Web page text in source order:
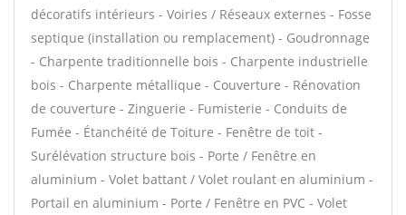
décoratifs intérieurs - Voiries / Réseaux externes - Fosse
septique (installation ou remplacement) - Goudronnage
- Charpente traditionnelle bois - Charpente industrielle
bois - Charpente métallique - Couverture - Rénovation
de couverture - Zinguerie - Fumisterie - Conduits de
Fumée - Étanchéité de Toiture - Fenêtre de toit -
Surélévation structure bois - Porte / Fenêtre en
aluminium - Volet battant / Volet roulant en aluminium -
Portail en aluminium - Porte / Fenêtre en PVC - Volet